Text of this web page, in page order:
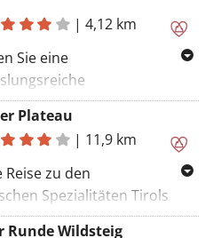
|4,12 km
Sie eine
von der Kirche in
In der Nähe der
der Zugspitze finden Sie
an
die Möglichkeit haben, wilde
beobachten und zu
Plateau
| 11,9 km
Reise zu den
Spezialitäten Tirols
wer den
Runde Wildsteig